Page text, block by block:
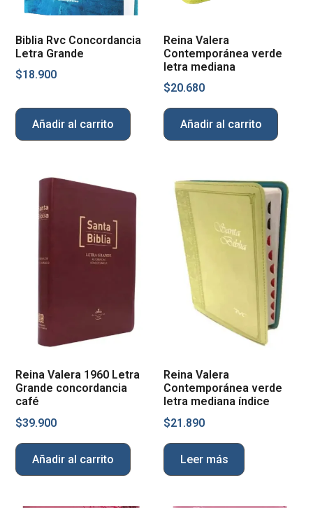
Biblia Rvc Concordancia
Letra Grande
$18.900
Añadir al carrito
Reina Valera
Contemporánea verde
letra mediana
$20.680
Añadir al carrito
Reina Valera 1960 Letra
Grande concordancia
café
$39.900
Añadir al carrito
Reina Valera
Contemporánea verde
letra mediana índice
$21.890
Leer más